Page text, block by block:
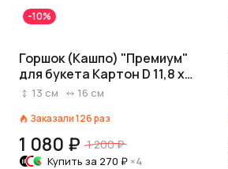
-10%
Горшок (Кашпо) "Премиум"
для букета Картон D 11,8 x
15,4 см H 12,5 см Розовый
13 см 16 см
Заказали126раз
1 080 ₽ 1 200 ₽
Купить за 270 ₽ ×4